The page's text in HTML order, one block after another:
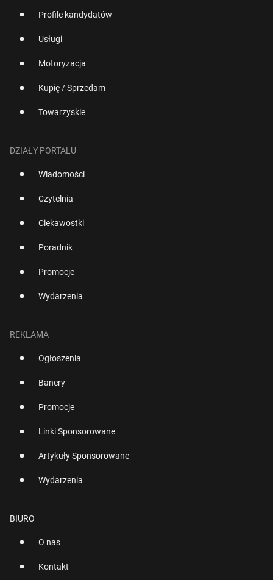
Profile kandydatów
Usługi
Motoryzacja
Kupię / Sprzedam
Towarzyskie
DZIAŁY PORTALU
Wiadomości
Czytelnia
Ciekawostki
Poradnik
Promocje
Wydarzenia
REKLAMA
Ogłoszenia
Banery
Promocje
Linki Sponsorowane
Artykuły Sponsorowane
Wydarzenia
BIURO
O nas
Kontakt